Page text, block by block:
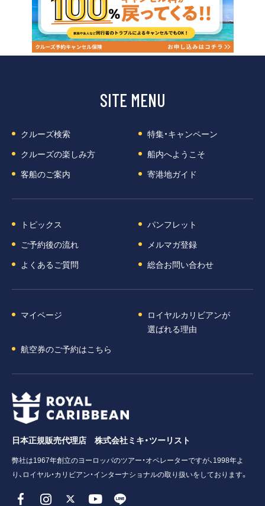
SITE MENU
クルーズ検索
特集・キャンペーン
クルーズの楽しみ方
船内へようこそ
客船のご案内
寄港地ガイド
トピックス
パンフレット
ご予約後の流れ
メルマガ登録
よくあるご質問
総合お問い合わせ
マイページ
ロイヤルカリビアンが
選ばれる理由
航空券のご予約はこちら
日本正規販売代理店 株式会社ミキ・ツーリスト
弊社は1967年創立のヨーロッパのツアー・オペレーターですが、1998年よ
り、ロイヤル・カリビアン・インターナショナルの取り扱いをしております。